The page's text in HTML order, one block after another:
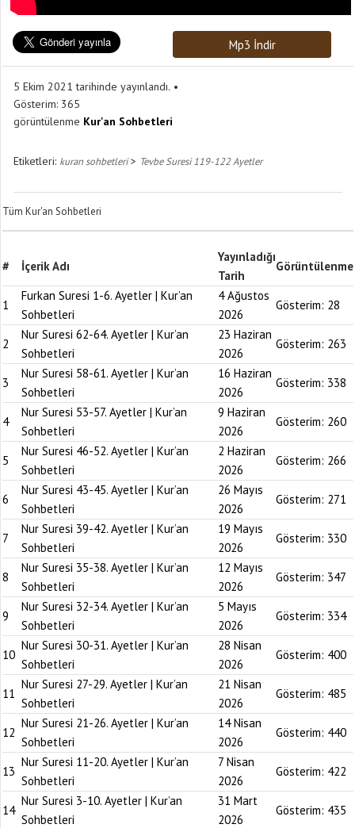
Mp3 İndir
5 Ekim 2021 tarihinde yayınlandı.
Gösterim: 365
görüntülenme Kur'an Sohbetleri
Etiketleri: kuran sohbetleri> Tevbe Suresi 119-122 Ayetler
Tüm Kur'an Sohbetleri
# İçerik Adı
Yayınladığı
Tarih
Görüntülenme
1
Furkan Suresi 1-6. Ayetler | Kur’an
Sohbetleri
4 Ağustos
2026
Gösterim: 28
2
Nur Suresi 62-64. Ayetler | Kur’an
Sohbetleri
23 Haziran
2026
Gösterim: 263
3
Nur Suresi 58-61. Ayetler | Kur’an
Sohbetleri
16 Haziran
2026
Gösterim: 338
4
Nur Suresi 53-57. Ayetler | Kur’an
Sohbetleri
9 Haziran
2026
Gösterim: 260
5
Nur Suresi 46-52. Ayetler | Kur’an
Sohbetleri
2 Haziran
2026
Gösterim: 266
6
Nur Suresi 43-45. Ayetler | Kur’an
Sohbetleri
26 Mayıs
2026
Gösterim: 271
7
Nur Suresi 39-42. Ayetler | Kur’an
Sohbetleri
19 Mayıs
2026
Gösterim: 330
8
Nur Suresi 35-38. Ayetler | Kur’an
Sohbetleri
12 Mayıs
2026
Gösterim: 347
9
Nur Suresi 32-34. Ayetler | Kur’an
Sohbetleri
5 Mayıs
2026
Gösterim: 334
10
Nur Suresi 30-31. Ayetler | Kur’an
Sohbetleri
28 Nisan
2026
Gösterim: 400
11
Nur Suresi 27-29. Ayetler | Kur’an
Sohbetleri
21 Nisan
2026
Gösterim: 485
12
Nur Suresi 21-26. Ayetler | Kur’an
Sohbetleri
14 Nisan
2026
Gösterim: 440
13
Nur Suresi 11-20. Ayetler | Kur’an
Sohbetleri
7 Nisan
2026
Gösterim: 422
14
Nur Suresi 3-10. Ayetler | Kur’an
Sohbetleri
31 Mart
2026
Gösterim: 435